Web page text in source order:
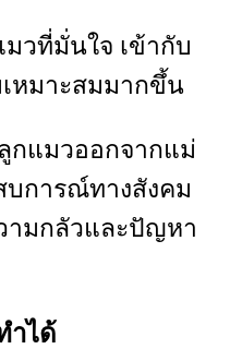
วที่มั่นใจ เข้ากับ
หมาะสมมากขึ้น
กแมวออกจากแม่
บการณ์ทางสังคม
ามกลัวและปัญหา
ำได้